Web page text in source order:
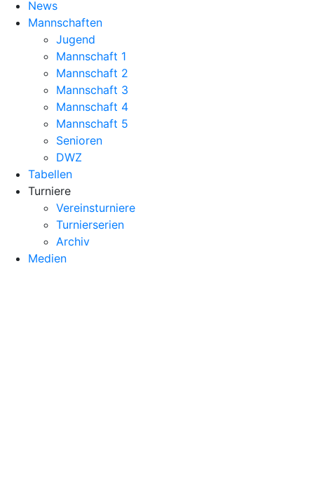
News
Mannschaften
Jugend
Mannschaft 1
Mannschaft 2
Mannschaft 3
Mannschaft 4
Mannschaft 5
Senioren
DWZ
Tabellen
Turniere
Vereinsturniere
Turnierserien
Archiv
Medien